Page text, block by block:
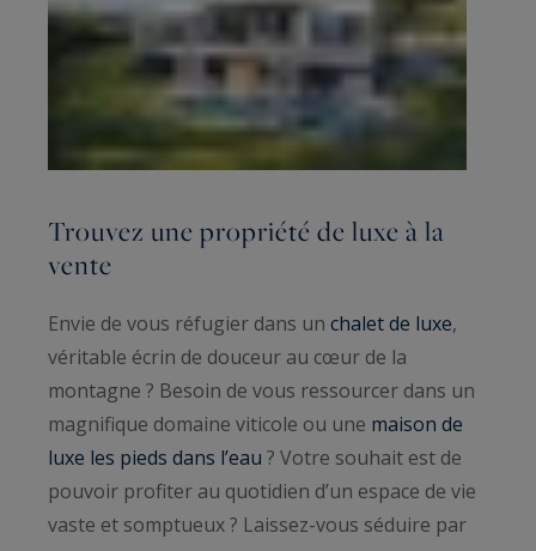
Trouvez une propriété de luxe à la
vente
Envie de vous réfugier dans un chalet de luxe,
véritable écrin de douceur au cœur de la
montagne ? Besoin de vous ressourcer dans un
magnifique domaine viticole ou une maison de
luxe les pieds dans l’eau ? Votre souhait est de
pouvoir profiter au quotidien d’un espace de vie
vaste et somptueux ? Laissez-vous séduire par